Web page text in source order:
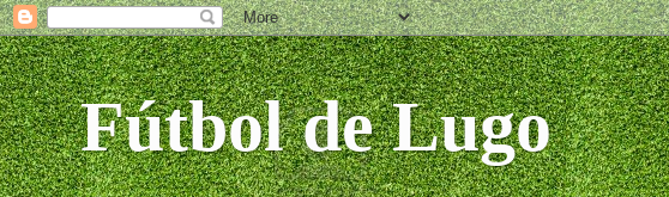
Fútbol de Lugo